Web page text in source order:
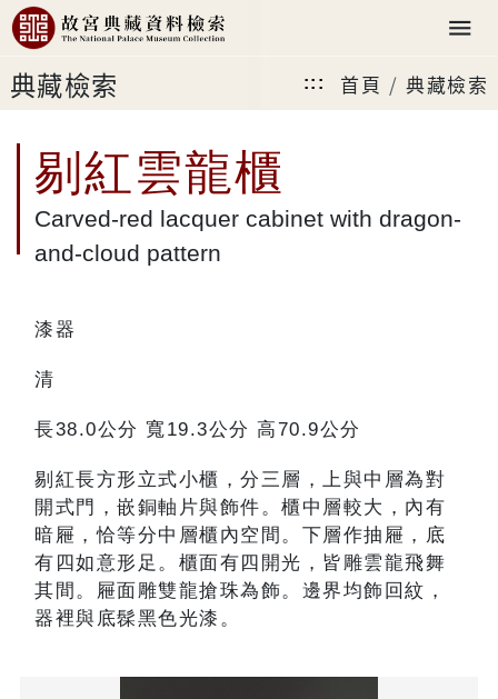
典藏檢索 ::: 首頁 典藏檢索
剔紅雲龍櫃
Carved-red lacquer cabinet with dragon-
and-cloud pattern
漆器
清
長38.0公分 寬19.3公分 高70.9公分
剔紅長方形立式小櫃，分三層，上與中層為對
開式門，嵌銅軸片與飾件。櫃中層較大，內有
暗屜，恰等分中層櫃內空間。下層作抽屜，底
有四如意形足。櫃面有四開光，皆雕雲龍飛舞
其間。屜面雕雙龍搶珠為飾。邊界均飾回紋，
器裡與底髹黑色光漆。